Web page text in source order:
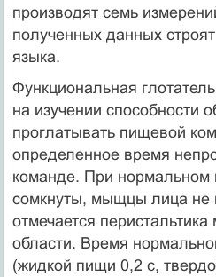
производят семь
полученных данных
языка.
Функциональная
на изучении способности
проглатывать пище­вой
определенное время
команде. При нормальном
сом­кнуты, мыщцы лица не
отмечается
области. Время
(жидкой пищи 0,2 с,